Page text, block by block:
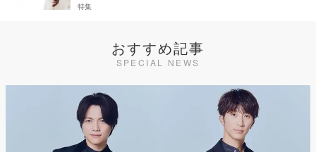
特集
おすすめ記事
SPECIAL NEWS